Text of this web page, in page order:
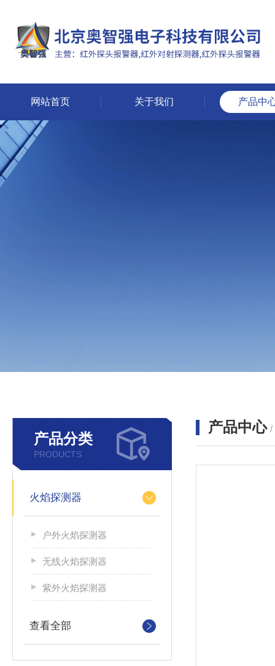
网站首页 关于我们 产品中
产品分类
PRODUCTS
火焰探测器
户外火焰探测器
无线火焰探测器
紫外火焰探测器
查看全部
产品中心 /